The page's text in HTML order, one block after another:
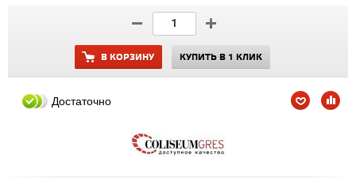
В КОРЗИНУ КУПИТЬ В 1 КЛИК
Достаточно